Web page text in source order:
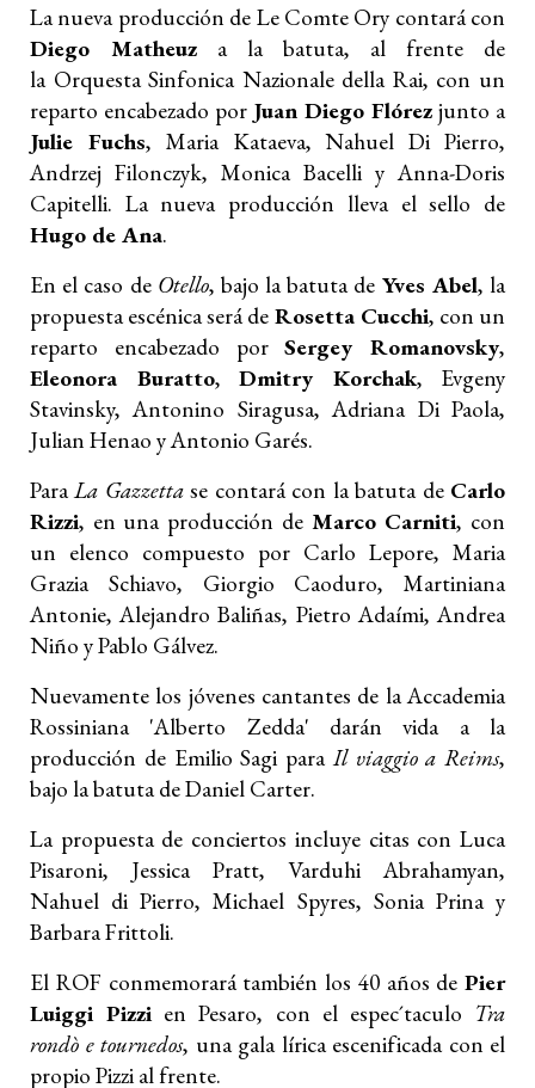
La nueva producción de Le Comte Ory contará con
Diego Matheuz a la batuta, al frente de
la Orquesta Sinfonica Nazionale della Rai, con un
reparto encabezado por Juan Diego Flórez junto a
Julie Fuchs, Maria Kataeva, Nahuel Di Pierro,
Andrzej Filonczyk, Monica Bacelli y Anna-Doris
Capitelli. La nueva producción lleva el sello de
Hugo de Ana.
En el caso de Otello, bajo la batuta de Yves Abel, la
propuesta escénica será de Rosetta Cucchi, con un
reparto encabezado porSergey Romanovsky,
Eleonora Buratto, Dmitry Korchak, Evgeny
Stavinsky, Antonino Siragusa, Adriana Di Paola,
Julian Henao y Antonio Garés.
ParaLa Gazzettase contará con la batuta de Carlo
Rizzi, en una producción de Marco Carniti, con
un elenco compuesto por Carlo Lepore, Maria
Grazia Schiavo, Giorgio Caoduro, Martiniana
Antonie, Alejandro Baliñas, Pietro Adaími, Andrea
Niño y Pablo Gálvez.
Nuevamente los jóvenes cantantes de la Accademia
Rossiniana 'Alberto Zedda' darán vida a la
producción de Emilio Sagi paraIl viaggio a Reims,
bajo la batuta de Daniel Carter.
La propuesta de conciertos incluye citas con Luca
Pisaroni, Jessica Pratt, Varduhi Abrahamyan,
Nahuel di Pierro, Michael Spyres, Sonia Prina y
Barbara Frittoli.
El ROF conmemorará también los 40 años de Pier
Luiggi Pizzien Pesaro, con el espec´taculo Tra
rondò e tournedos, una gala lírica escenificada con el
propio Pizzi al frente.